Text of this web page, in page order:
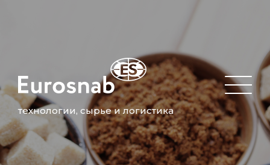
технологии, сырье и логистика